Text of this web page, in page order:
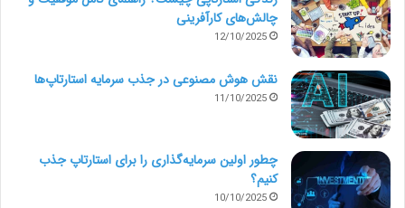
چالش‌های کارآفرینی
12/10/2025
نقش هوش مصنوعی در جذب سرمایه استارتاپ‌ها
11/10/2025
چطور اولین سرمایه‌گذاری را برای استارتاپ جذب
کنیم؟
10/10/2025